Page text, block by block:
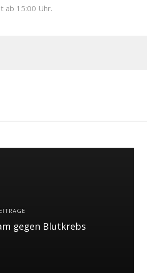
ab 15:00 Uhr.
gegen Blutkrebs